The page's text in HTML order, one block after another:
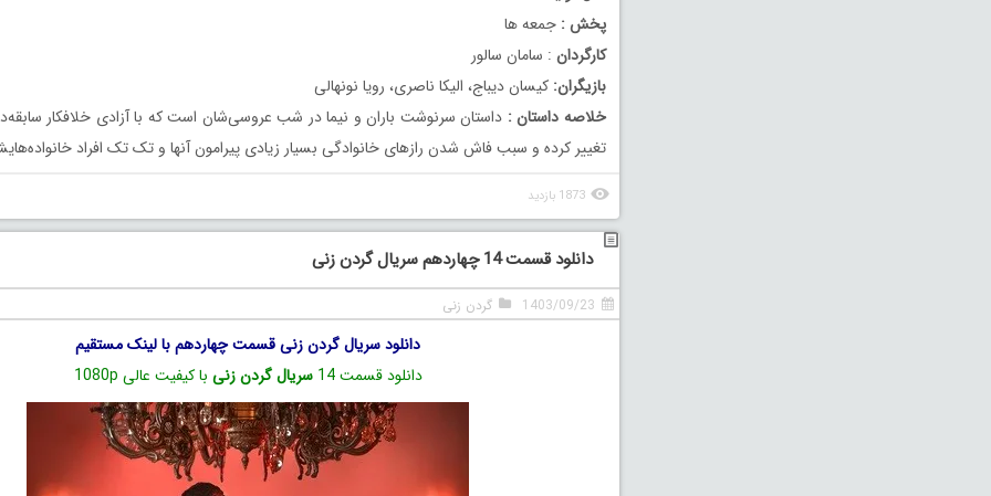
پخش : جمعه ها
کارگردان : سامان سالور
بازیگران: کیسان دیباج، الیکا ناصری، رویا نونهالی
خلاصه داستان : داستان سرنوشت باران و نیما در شب عروسی‌شان است که با آزادی خلافکار
تغییر کرده و سبب فاش شدن رازهای خانوادگی بسیار زیادی پیرامون آنها و تک تک افراد
1873 بازدید
دانلود قسمت 14 چهاردهم سریال گردن زنی
1403/09/23 گردن زنی
دانلود سریال گردن زنی قسمت چهاردهم با لینک مستقیم
دانلود قسمت 14
سریال گردن زنی با کیفیت عالی 1080p